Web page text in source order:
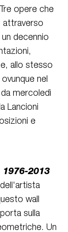
opere che
attraverso
decennio
allo stesso
nel
mercoledì
Lancioni
e
2013
wall
sulla
Un